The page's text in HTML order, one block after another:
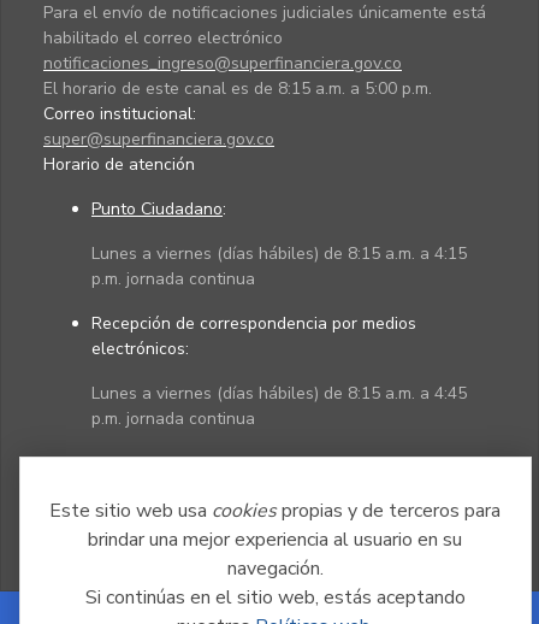
Este sitio web usa cookiespropias y de terceros para
brindar una mejor experiencia al usuario en su
navegación.
Si continúas en el sitio web, estás aceptando
Para el envío de notificaciones judiciales únicamente está
habilitado el correo electrónico
notificaciones_ingreso@superfinanciera.gov.co
El horario de este canal es de 8:15 a.m. a 5:00 p.m.
Correo institucional:
super@superfinanciera.gov.co
Horario de atención
Punto Ciudadano:
Lunes a viernes (días hábiles) de 8:15 a.m. a 4:15
p.m. jornada continua
Recepción de correspondencia por medios
electrónicos:
Lunes a viernes (días hábiles) de 8:15 a.m. a 4:45
p.m. jornada continua